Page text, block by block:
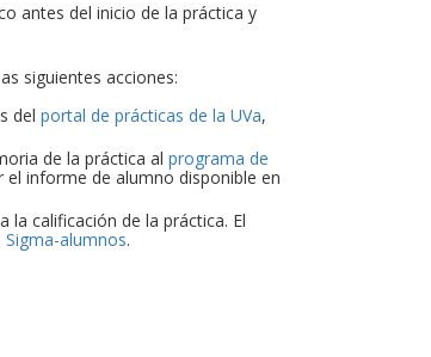
antes del inicio de la práctica y
siguientes acciones:
del portal de prácticas de la UVa,
de la práctica al programa de
el informe de alumno disponible en
calificación de la práctica. El
Sigma-alumnos.